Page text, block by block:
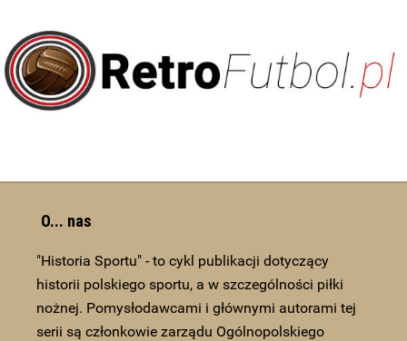
O... nas
"Historia Sportu" - to cykl publikacji dotyczący
historii polskiego sportu, a w szczególności piłki
nożnej. Pomysłodawcami i głównymi autorami tej
serii są członkowie zarządu Ogólnopolskiego